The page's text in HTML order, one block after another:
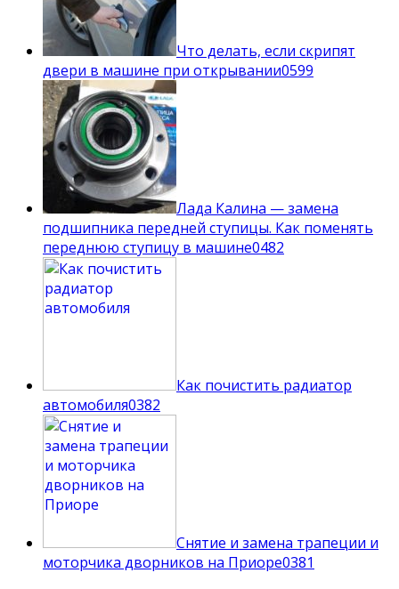
Что делать, если скрипят
двери в машине при открывании0599
Лада Калина — замена
подшипника передней ступицы. Как поменять
переднюю ступицу в машине0482
Как почистить радиатор
автомобиля0382
Снятие и замена трапеции и
моторчика дворников на Приоре0381